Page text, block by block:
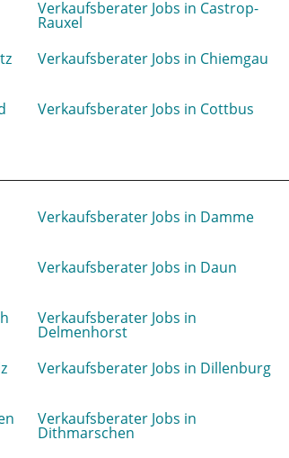
Verkaufsberater Jobs in Castrop-
Rauxel
Verkaufsberater Jobs in Chiemgau
Verkaufsberater Jobs in Cottbus
Verkaufsberater Jobs in Damme
Verkaufsberater Jobs in Daun
Verkaufsberater Jobs in
Delmenhorst
Verkaufsberater Jobs in Dillenburg
Verkaufsberater Jobs in
Dithmarschen